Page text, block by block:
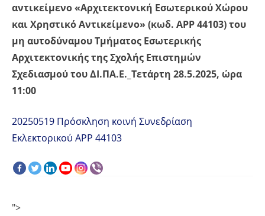
αντικείμενο «Αρχιτεκτονική Εσωτερικού Χώρου
και Χρηστικό Αντικείμενο» (κωδ. ΑΡΡ 44103) του
μη αυτοδύναμου Τμήματος Εσωτερικής
Αρχιτεκτονικής της Σχολής Επιστημών
Σχεδιασμού του ΔΙ.ΠΑ.Ε._Τετάρτη 28.5.2025, ώρα
11:00
20250519 Πρόσκληση κοινή Συνεδρίαση
Εκλεκτορικού ΑΡΡ 44103
">